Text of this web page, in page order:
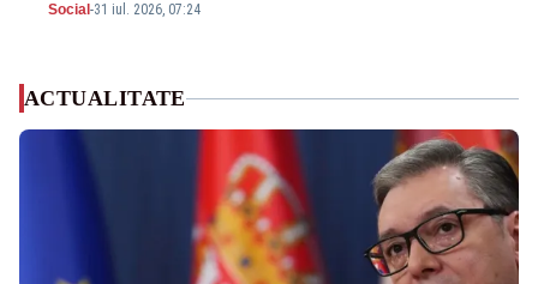
Social -31 iul. 2026, 07:24
ACTUALITATE